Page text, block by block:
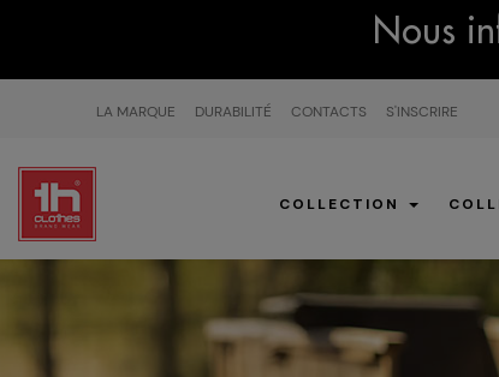
Nous
LA MARQUE DURABILITÉ CONTACTS S'INSCRIRE
COLLECTION